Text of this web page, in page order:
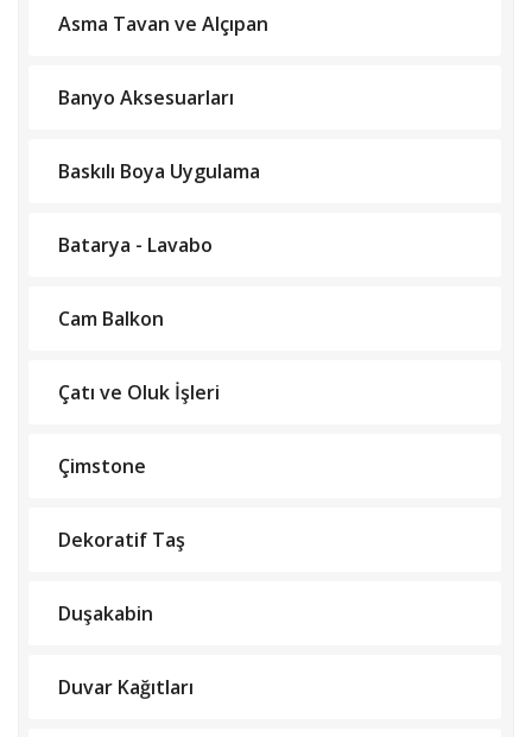
Asma Tavan ve Alçıpan
Banyo Aksesuarları
Baskılı Boya Uygulama
Batarya - Lavabo
Cam Balkon
Çatı ve Oluk İşleri
Çimstone
Dekoratif Taş
Duşakabin
Duvar Kağıtları